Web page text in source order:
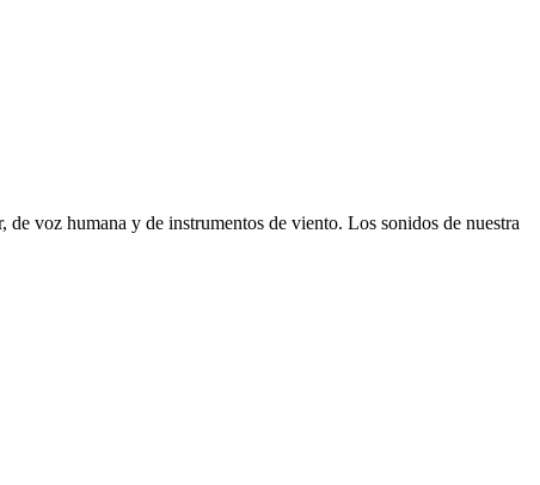
voz humana y de instrumentos de viento. Los sonidos de nuestra